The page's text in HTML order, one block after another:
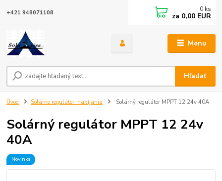
Menu
Hľadať
+421 948071108 0 ks
za 0,00 EUR
Úvod Solárne regulátori nabíjania Solárný regulátor MPPT 12 24v 40A
Solárný regulátor MPPT 12 24v
40A
Novinka